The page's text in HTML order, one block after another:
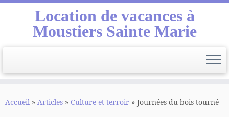
au
Location de vacances à
Moustiers Sainte Marie
Accueil » Articles » Culture et terroir » Journées du bois tourné